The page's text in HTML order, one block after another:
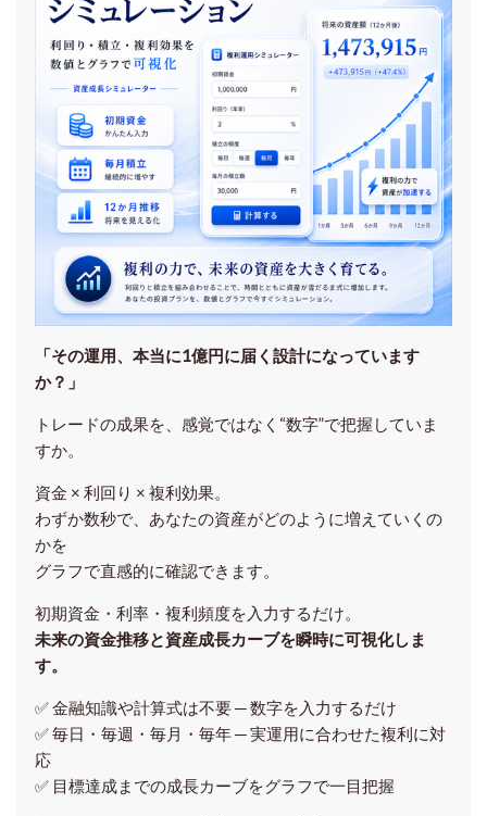
「その運用、本当に1億円に届く設計になっています
か？」
トレードの成果を、感覚ではなく“数字”で把握していま
すか。
資金 × 利回り × 複利効果。
わずか数秒で、あなたの資産がどのように増えていくの
かを
グラフで直感的に確認できます。
初期資金・利率・複利頻度を入力するだけ。
未来の資金推移と資産成長カーブを瞬時に可視化しま
す。
✅ 金融知識や計算式は不要 ─ 数字を入力するだけ
✅ 毎日・毎週・毎月・毎年 ─ 実運用に合わせた複利に対
応
✅ 目標達成までの成長カーブをグラフで一目把握